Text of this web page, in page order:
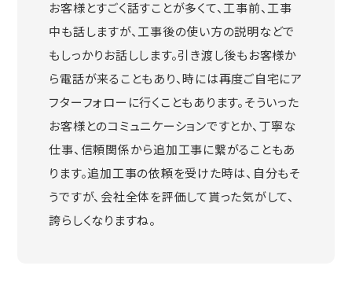
お客様とすごく話すことが多くて、工事前、工事
中も話しますが、工事後の使い方の説明などで
もしっかりお話しします。引き渡し後もお客様か
ら電話が来ることもあり、時には再度ご自宅にア
フターフォローに行くこともあります。そういった
お客様とのコミュニケーションですとか、丁寧な
仕事、信頼関係から追加工事に繋がることもあ
ります。追加工事の依頼を受けた時は、自分もそ
うですが、会社全体を評価して貰った気がして、
誇らしくなりますね。